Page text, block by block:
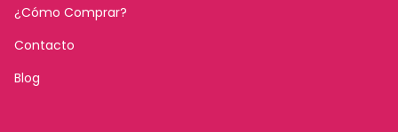
¿Cómo Comprar?
Contacto
Blog